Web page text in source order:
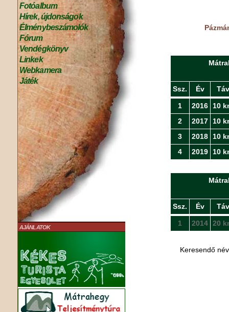
Fotóalbum
Hírek, újdonságok
Élménybeszámolók
Fórum
Vendégkönyv
Linkek
Webkamera
Játék
AJÁNLATOK
Ssz. Év Táv
1 2016
10
2
2017
10
3
2018
10
4
2019 10
Ssz. Év Táv
1 2014 20
Keresendő